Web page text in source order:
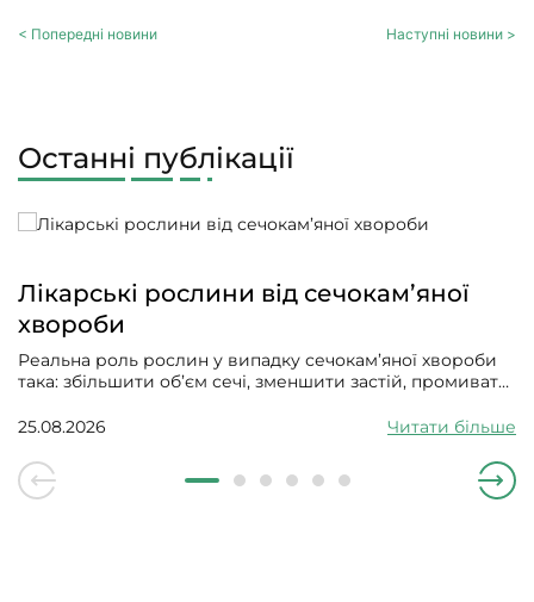
< Попередні новини Наступні новини >
Останні публікації
Лікарські рослини від сечокам’яної
хвороби
Реальна роль рослин у випадку сечокам’яної хвороби
така: збільшити об’єм сечі, зменшити застій, промивати
слизову, зменшити запалення, спазм та інфікування.
на сольовий обмін і не давати новому піску збиратися в
камінці.
25.08.2026 Читати більше